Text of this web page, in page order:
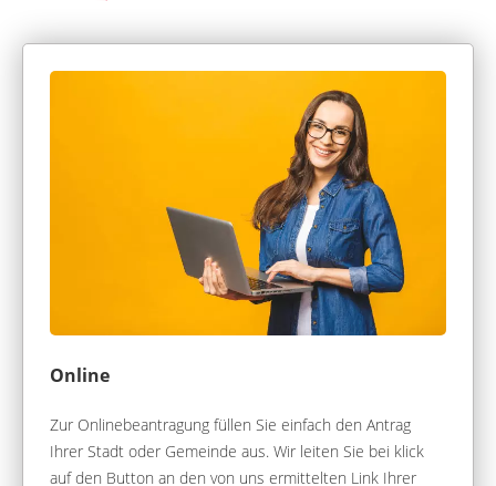
Online
Zur Onlinebeantragung füllen Sie einfach den Antrag
Ihrer Stadt oder Gemeinde aus. Wir leiten Sie bei klick
auf den Button an den von uns ermittelten Link Ihrer